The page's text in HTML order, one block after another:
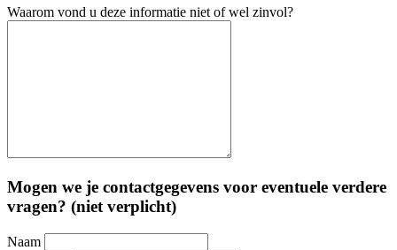
Waarom vond u deze informatie niet of wel zinvol?
Mogen we je contactgegevens voor eventuele verdere
vragen? (niet verplicht)
Naam